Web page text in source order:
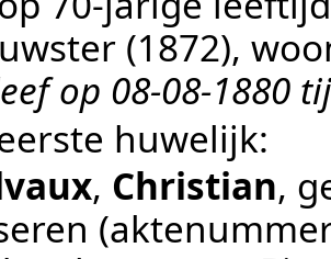
(1872),
op 08-08-1880
huwelijk:
, Christian,